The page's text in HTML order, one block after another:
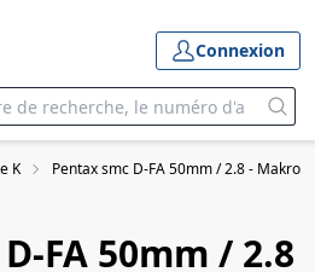
Connexion
K Pentax smc D-FA 50mm / 2.8 - Makro
FA 50mm / 2.8